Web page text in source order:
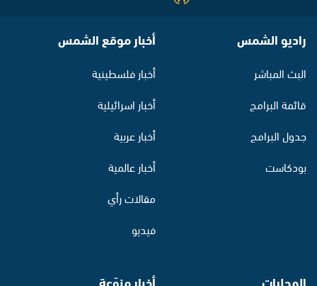
راديو الشمس
البث المباشر
قائمة البرامج
جدول البرامج
بودكاست
أخبار موقع الشمس
أخبار فلسطينية
أخبار اسرائيلية
أخبار عربية
أخبار عالمية
مقالات رأي
فيديو